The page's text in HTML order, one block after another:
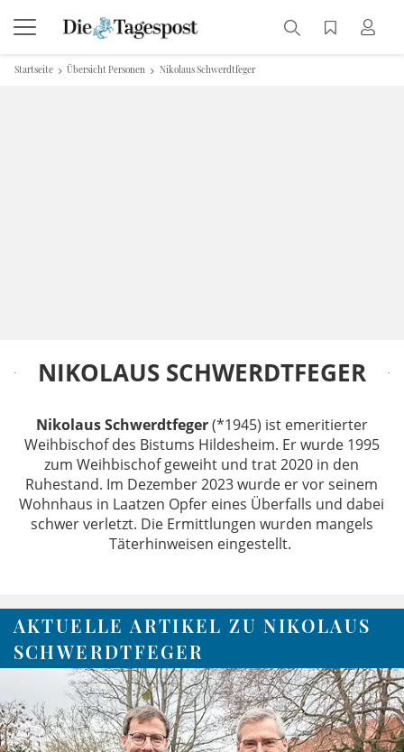
Startseite Übersicht Personen Nikolaus Schwerdtfeger
NIKOLAUS SCHWERDTFEGER
Nikolaus Schwerdtfeger(*1945) ist emeritierter
Weihbischof des Bistums Hildesheim. Er wurde 1995
zum Weihbischof geweiht und trat 2020 in den
Ruhestand. Im Dezember 2023 wurde er vor seinem
Wohnhaus in Laatzen Opfer eines Überfalls und dabei
schwer verletzt. Die Ermittlungen wurden mangels
Täterhinweisen eingestellt.
AKTUELLE ARTIKEL ZU NIKOLAUS
SCHWERDTFEGER